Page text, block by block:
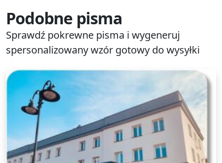
Podobne pisma
Sprawdź pokrewne pisma i wygeneruj
spersonalizowany wzór gotowy do wysyłki